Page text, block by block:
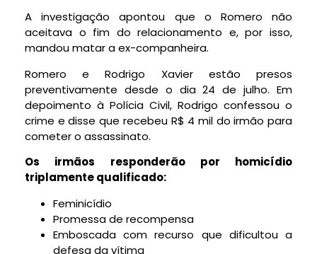
A investigação apontou que o Romero não
aceitava o fim do relacionamento e, por isso,
mandou matar a ex-companheira.
Romero e Rodrigo Xavier estão presos
preventivamente desde o dia 24 de julho. Em
depoimento à Polícia Civil, Rodrigo confessou o
crime e disse que recebeu R$ 4 mil do irmão para
cometer o assassinato.
Os irmãos responderão por homicídio
triplamente qualificado:
Feminicídio
Promessa de recompensa
Emboscada com recurso que dificultou a
defesa da vítima